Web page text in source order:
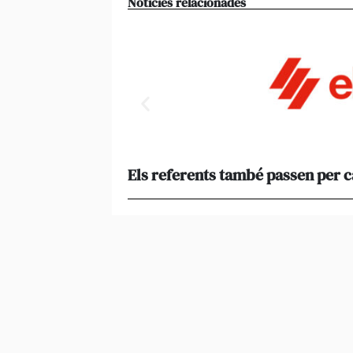
Els referents també passen per